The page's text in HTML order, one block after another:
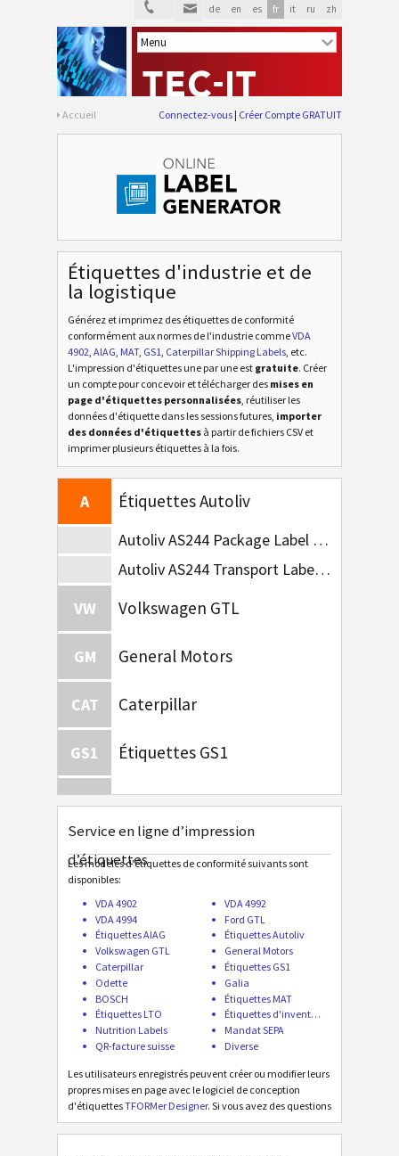
de en es fr it ru zh
Accueil Connectez-vous Créer Compte GRATUIT
Étiquettes d'industrie et de
la logistique
Générez et imprimez des étiquettes de conformité
conformément aux normes de l'industrie commeVDA
4902, AIAG, MAT, GS1, Caterpillar Shipping Labels, etc.
L'impression d'étiquettes une par une est gratuite. Créer
un compte pour concevoir et télécharger des mises en
page d'étiquettes personnalisées, réutiliser les
données d'étiquette dans les sessions futures, importer
des données d'étiquettes à partir de fichiers CSV et
imprimer plusieurs étiquettes à la fois.
VDA VDA 4902
VDA 4992
VDA VDA 4994
F Ford GTL
AIAG Étiquettes AIAG
A Étiquettes Autoliv
Autoliv AS244 Package Label (210x102)
Autoliv AS244 Transport Label (A5)
VW
Volkswagen GTL
GM General Motors
CAT Caterpillar
GS1 Étiquettes GS1
O Odette
G Galia
B BOSCH
MAT Étiquettes MAT
LTO Étiquettes LTO
I Étiquettes d'inventaire
NF Nutrition Labels
€ Mandat SEPA
Service en ligne d’impression
d’étiquettes
Les modèles d'étiquettes de conformité suivants sont
disponibles:
VDA 4902
VDA 4992
VDA 4994
Ford GTL
Étiquettes AIAG
Étiquettes Autoliv
Volkswagen GTL
General Motors
Caterpillar
Étiquettes GS1
Odette
Galia
BOSCH
Étiquettes MAT
Étiquettes LTO
Étiquettes d'inventaire
Nutrition Labels
Mandat SEPA
QR-facture suisse
Diverse
Les utilisateurs enregistrés peuvent créer ou modifier leurs
propres mises en page avec le logiciel de conception
d'étiquettesTFORMer Designer. Si vous avez des questions
ou si vous manquez une création d'étiquette spéciale,
contactez-nous. Les motifs d'étiquettes d'intérêt